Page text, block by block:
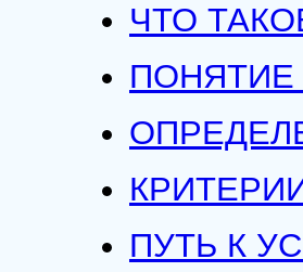
ЧТО
ПУТЬ К